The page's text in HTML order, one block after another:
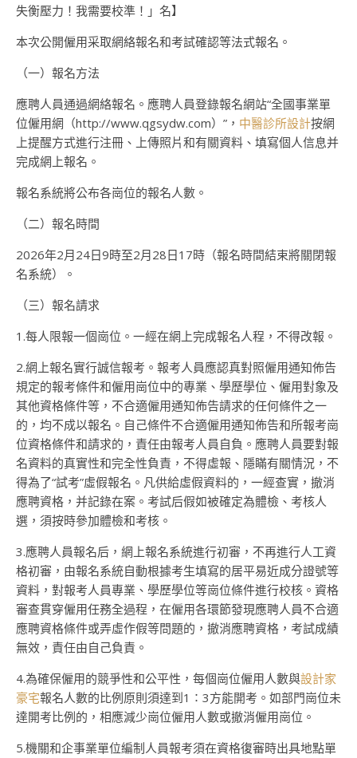
失衡壓力！我需要校準！」名】
本次公開僱用采取網絡報名和考試確認等法式報名。
（一）報名方法
應聘人員通過網絡報名。應聘人員登錄報名網站“全國事業單
位僱用網（http://www.qgsydw.com）”， 中醫診所設計按網
上提醒方式進行注冊、上傳照片和有關資料、填寫個人信息并
完成網上報名。
報名系統將公布各崗位的報名人數。
（二）報名時間
2026年2月24日9時至2月28日17時（報名時間結束將關閉報
名系統）。
（三）報名請求
1.每人限報一個崗位。一經在網上完成報名人程，不得改報。
2.網上報名實行誠信報考。報考人員應認真對照僱用通知佈告
規定的報考條件和僱用崗位中的專業、學歷學位、僱用對象及
其他資格條件等，不合適僱用通知佈告請求的任何條件之一
的，均不成以報名。自己條件不合適僱用通知佈告和所報考崗
位資格條件和請求的，責任由報考人員自負。應聘人員要對報
名資料的真實性和完全性負責，不得虛報、隱瞞有關情況，不
得為了“試考”虛假報名。凡供給虛假資料的，一經查實，撤消
應聘資格，并記錄在案。考試后假如被確定為體檢、考核人
選，須按時參加體檢和考核。
3.應聘人員報名后，網上報名系統進行初審，不再進行人工資
格初審，由報名系統自動根據考生填寫的居平易近成分證號等
資料，對報考人員專業、學歷學位等崗位條件進行校核。資格
審查貫穿僱用任務全過程，在僱用各環節發現應聘人員不合適
應聘資格條件或弄虛作假等問題的，撤消應聘資格，考試成績
無效，責任由自己負責。
4.為確保僱用的競爭性和公平性，每個崗位僱用人數與設計家
豪宅報名人數的比例原則須達到1∶3方能開考。如部門崗位未
達開考比例的，相應減少崗位僱用人數或撤消僱用崗位。
5.機關和企事業單位編制人員報考須在資格復審時出具地點單